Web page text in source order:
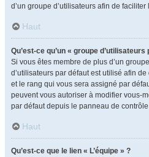
d’un groupe d’utilisateurs afin de
Haut
Qu’est-ce qu’un « groupe d’utilisateurs
Si vous êtes membre de plus d’un
d’utilisateurs par défaut est utilisé afin
et le rang qui vous sera assigné par
peuvent vous autoriser à modifier vous-
par défaut depuis le panneau de contrôle
Haut
Qu’est-ce que le lien « L’équipe » ?